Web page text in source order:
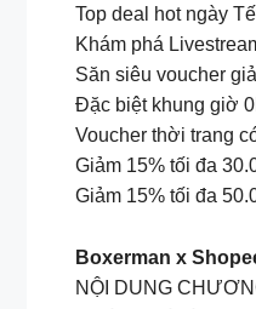
Top deal hot ngày
Khám phá
Săn siêu voucher
Đặc biệt khung giờ
Voucher thời trang
Giảm 15% tối đa
Giảm 15% tối đa
Boxerman x
NỘI DUNG